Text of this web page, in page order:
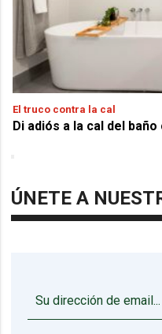
El truco contra la cal
Di adiós a la cal del
ÚNETE A